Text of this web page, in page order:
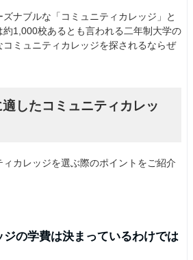
ナブルな「コミュニティカレッジ」と
約1,000校あるとも言われる二年制大学の
ミュニティカレッジを探されるならぜ
適したコミュニティカレッ
ィカレッジを選ぶ際のポイントをご紹介
ジの学費は決まっているわけでは